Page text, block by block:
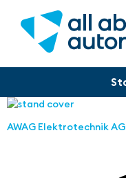
AWAG Elektrotechnik AG